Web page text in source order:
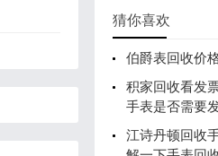
猜你喜欢
伯爵表回收价
积家回收看发
手表是否需要
江诗丹顿回收